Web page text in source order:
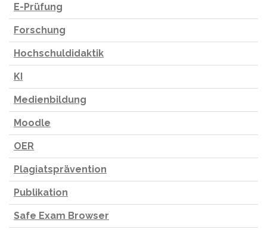
E-Prüfung
Forschung
Hochschuldidaktik
KI
Medienbildung
Moodle
OER
Plagiatsprävention
Publikation
Safe Exam Browser